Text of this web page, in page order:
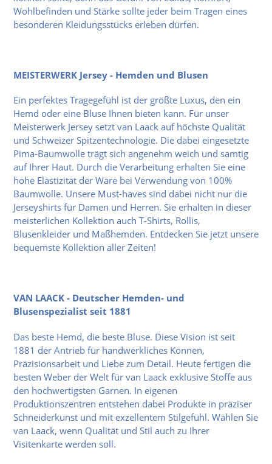
Wohlbefinden und Stärke sollte jeder beim Tragen eines
besonderen Kleidungsstücks erleben dürfen.
MEISTERWERK Jersey - Hemden und Blusen
Ein perfektes Tragegefühl ist der größte Luxus, den ein
Hemd oder eine Bluse Ihnen bieten kann. Für unser
Meisterwerk Jersey setzt van Laack auf höchste Qualität
und Schweizer Spitzentechnologie. Die dabei eingesetzte
Pima-Baumwolle trägt sich angenehm weich und samtig
auf Ihrer Haut. Durch die Verarbeitung erhalten Sie eine
hohe Elastizität der Ware bei Verwendung von 100%
Baumwolle. Unsere Must-haves sind dabei nicht nur die
Jerseyshirts für Damen und Herren. Sie erhalten in dieser
meisterlichen Kollektion auch T-Shirts, Rollis,
Blusenkleider und Maßhemden. Entdecken Sie jetzt unsere
bequemste Kollektion aller Zeiten!
VAN LAACK - Deutscher Hemden- und
Blusenspezialist seit 1881
Das beste Hemd, die beste Bluse. Diese Vision ist seit
1881 der Antrieb für handwerkliches Können,
Präzisionsarbeit und Liebe zum Detail. Heute fertigen die
besten Weber der Welt für van Laack exklusive Stoffe aus
den hochwertigsten Garnen. In eigenen
Produktionszentren entstehen dabei Produkte in präziser
Schneiderkunst und mit exzellentem Stilgefühl. Wählen Sie
van Laack, wenn Qualität und Stil auch zu Ihrer
Visitenkarte werden soll.